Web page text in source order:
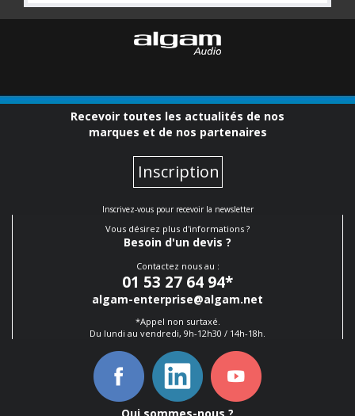
Recevoir toutes les actualités de nos
marques et de nos partenaires
Inscription
Inscrivez-vous pour recevoir la newsletter
Vous désirez plus d'informations ?
Besoin d'un devis ?
Contactez nous au :
01 53 27 64 94*
algam-enterprise@algam.net
*Appel non surtaxé.
Du lundi au vendredi, 9h-12h30 / 14h-18h.